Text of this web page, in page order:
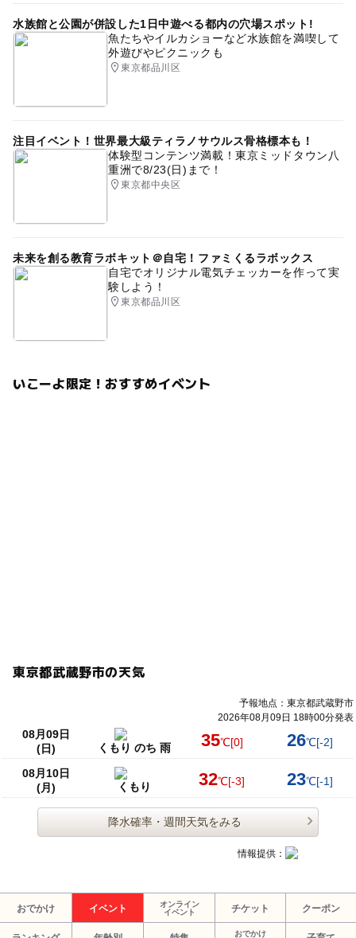
水族館と公園が併設した1日中遊べる都内の穴場スポット!
魚たちやイルカショーなど水族館を満喫して
外遊びやピクニックも
東京都品川区
注目イベント！世界最大級ティラノサウルス骨格標本も！
体験型コンテンツ満載！東京ミッドタウン八
重洲で8/23(日)まで！
東京都中央区
未来を創る教育ラボキット＠自宅！ファミくるラボックス
自宅でオリジナル電気チェッカーを作って実
験しよう！
東京都品川区
いこーよ限定！おすすめイベント
東京都武蔵野市の天気
予報地点：東京都武蔵野市
2026年08月09日 18時00分発表
08月09日
(日)
くもり のち 雨 35℃[0] 26℃[-2]
08月10日
(月)
くもり 32℃[-3] 23℃[-1]
降水確率・週間天気をみる
情報提供：
おでかけ イベント
オンライン
イベント
チケット クーポン
おでかけ